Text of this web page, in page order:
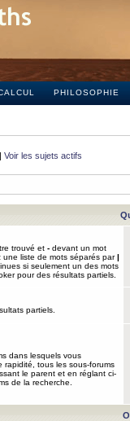
PHILOSOPHIE
| Voir les sujets actifs
trouvé et - devant un mot
liste de mots séparés par|
si seulement un des mots
pour des résultats partiels.
partiels.
dans lesquels vous
rapidité, tous les sous-forums
le parent et en réglant ci-
de la recherche.